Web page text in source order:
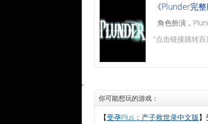
《Plunder完整
角色扮演，
"点击链接跳转
你可能想玩的游戏：
【受孕Plus：产子救世录中文版